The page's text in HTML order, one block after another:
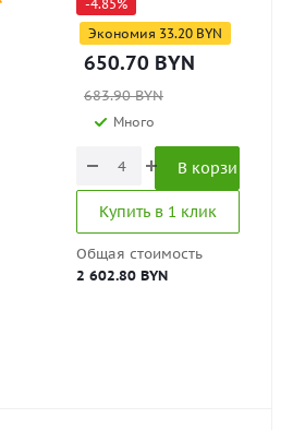
-4.85%
Экономия 33.20 BYN
650.70 BYN
683.90BYN
Много
В корзину
Купить в 1 клик
Общая стоимость
2 602.80 BYN